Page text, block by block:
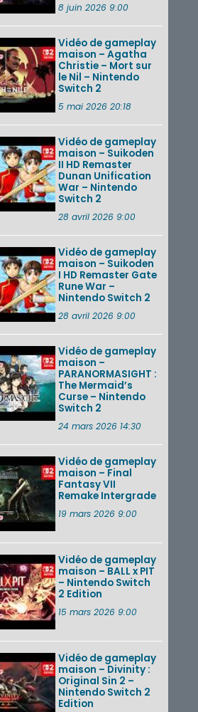
8 juin 2026 9:00
Vidéo de gameplay
maison – Agatha
Christie – Mort sur
le Nil – Nintendo
Switch 2
5 mai 2026 20:18
Vidéo de gameplay
maison – Suikoden
II HD Remaster
Dunan Unification
War – Nintendo
Switch 2
28 avril 2026 9:00
Vidéo de gameplay
maison – Suikoden
I HD Remaster Gate
Rune War –
Nintendo Switch 2
28 avril 2026 9:00
Vidéo de gameplay
maison –
PARANORMASIGHT :
The Mermaid’s
Curse – Nintendo
Switch 2
24 mars 2026 14:30
Vidéo de gameplay
maison – Final
Fantasy VII
Remake Intergrade
19 mars 2026 9:00
Vidéo de gameplay
maison – BALL x PIT
– Nintendo Switch
2 Edition
15 mars 2026 9:00
Vidéo de gameplay
maison – Divinity :
Original Sin 2 –
Nintendo Switch 2
Edition